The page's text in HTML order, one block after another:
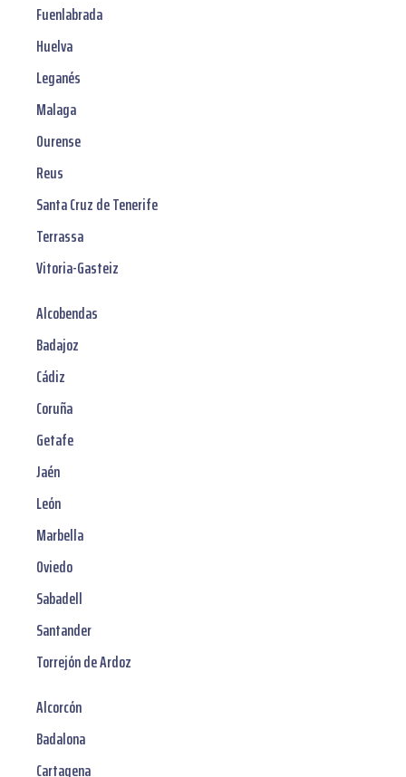
Fuenlabrada
Huelva
Leganés
Malaga
Ourense
Reus
Santa Cruz de Tenerife
Terrassa
Vitoria-Gasteiz
Alcobendas
Badajoz
Cádiz
Coruña
Getafe
Jaén
León
Marbella
Oviedo
Sabadell
Santander
Torrejón de Ardoz
Alcorcón
Badalona
Cartagena